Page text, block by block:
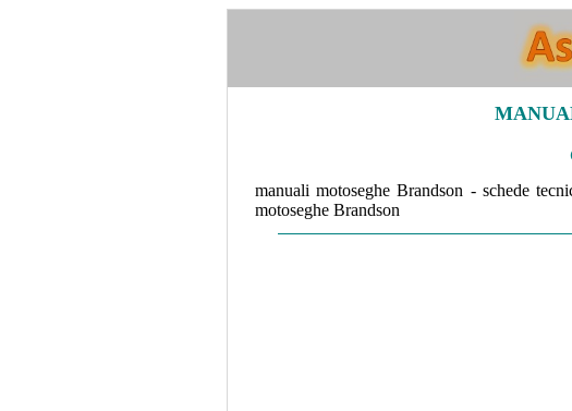
manuali motoseghe Brandson - schede
motoseghe Brandson